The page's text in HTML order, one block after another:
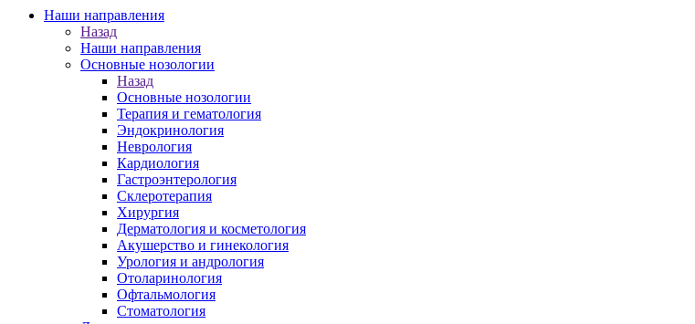
Наши направления
Назад
Наши направления
Основные нозологии
Назад
Основные нозологии
Терапия и гематология
Эндокринология
Неврология
Кардиология
Гастроэнтерология
Склеротерапия
Хирургия
Дерматология и косметология
Акушерство и гинекология
Урология и андрология
Отоларинология
Офтальмология
Стоматология